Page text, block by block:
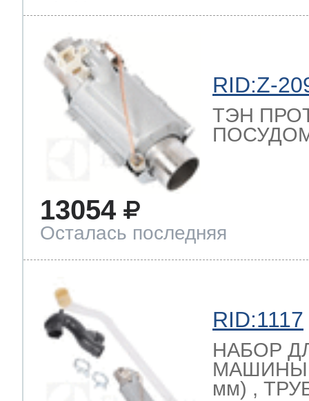
RID:Z-
ТЭН
13054
Осталась последняя
RID:1117
НАБОР
МАШИНЫ
мм) ,